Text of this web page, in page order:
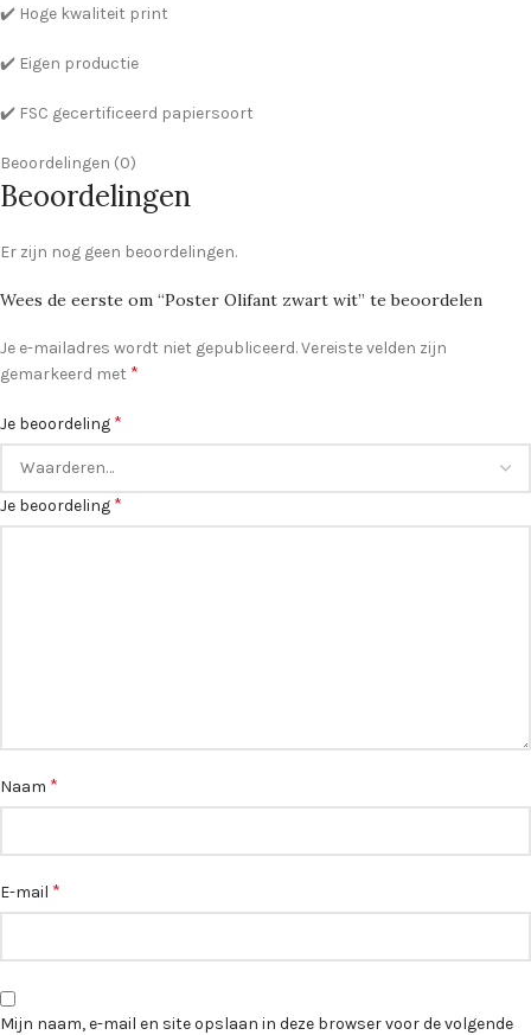
✔️ Hoge kwaliteit print
✔️ Eigen productie
✔️ FSC gecertificeerd papiersoort
Beoordelingen (0)
Beoordelingen
Er zijn nog geen beoordelingen.
Wees de eerste om “Poster Olifant zwart wit” te beoordelen
Je e-mailadres wordt niet gepubliceerd.Vereiste velden zijn
gemarkeerd met *
Je beoordeling *
Je beoordeling *
Naam *
E-mail *
Mijn naam, e-mail en site opslaan in deze browser voor de volgende